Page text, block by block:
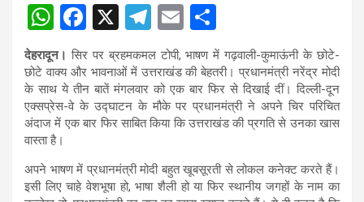
W
h
at
s
A
p
p
F
a
ce
b
o
k
X
T
el
e
gr
a
E
m
ail
h
ar
e
देहरादून।सिर पर ब्रहमकमल टोपी, भाषण में गढ़वाली-कुमाऊंनी के छोटे-
छोटे वाक्य और भावनाओं में उत्तराखंड की बेहतरी। प्रधानमंत्री नरेंद्र मोदी
के साथ ये तीन बातें मंगलवार को एक बार फिर से दिखाई दीं। दिल्ली-दून
एक्सप्रेस-वे के उद्घाटन के मौके पर प्रधानमंत्री ने अपने चिर परिचित
अंदाज में एक बार फिर साबित किया कि उत्तराखंड की प्रगति से उनका खास
वास्ता है।
अपने भाषण में प्रधानमंत्री मोदी बहुत खूबसूरती से लोकल कनेक्ट करते हैं।
इसी लिए चाहे वेशभूषा हो, भाषा शैली हो या फिर स्थानीय जगहों के नाम का